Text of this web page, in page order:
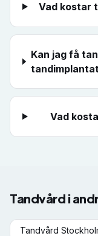
Vad kostar
Kan jag få
Vad
Tandvård i
Tandvård